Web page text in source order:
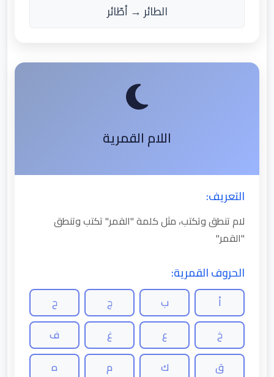
الطائر → أطّائر
اللام القمرية
التعريف:
لام تنطق وتكتب، مثل كلمة "القمر" تكتب وتنطق
"القمر"
الحروف القمرية:
أ ب ج
ح
خ
ع غ
ف
ق
ك م
ه